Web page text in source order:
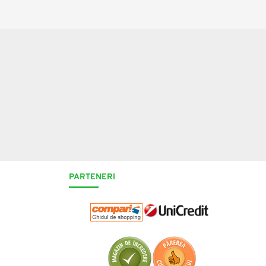
PARTENERI